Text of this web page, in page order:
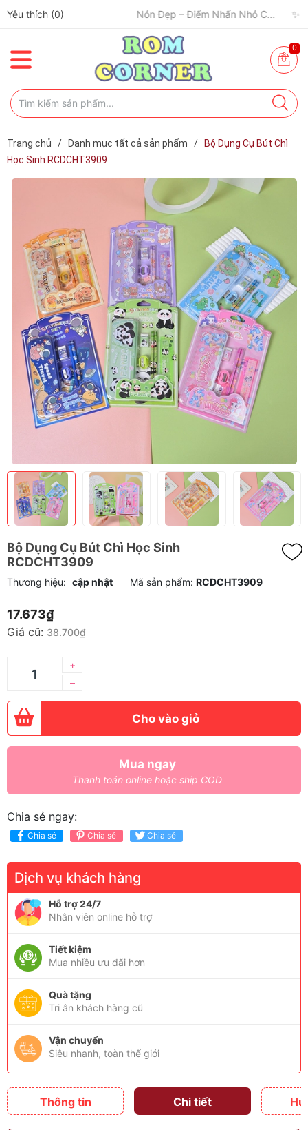
Yêu thích (0)
✈️ Đi Du Lịch – Cách Để Tâm Trạng “Refresh” Hơn ✨ 🧢 Một Chiếc Nón Đẹp – Điểm Nhấn Nhỏ Cho Mỗi Outfit ✨
0
Trang chủ / Danh mục tất cả sản phẩm /
Bộ Dụng Cụ Bút Chì
Học Sinh RCDCHT3909
Bộ Dụng Cụ Bút Chì Học Sinh
RCDCHT3909
Thương hiệu: cập nhật Mã sản phẩm: RCDCHT3909
17.673₫
Giá cũ: 38.700₫
–
+
Cho vào giỏ
Mua ngay
Thanh toán online hoặc ship COD
Chia sẻ ngay:
Chia sẻ Chia sẻ Chia sẻ
Dịch vụ khách hàng
Hỗ trợ 24/7
Nhân viên online hỗ trợ
Tiết kiệm
Mua nhiều ưu đãi hơn
Quà tặng
Tri ân khách hàng cũ
Vận chuyển
Siêu nhanh, toàn thế giới
Thông tin Chi tiết